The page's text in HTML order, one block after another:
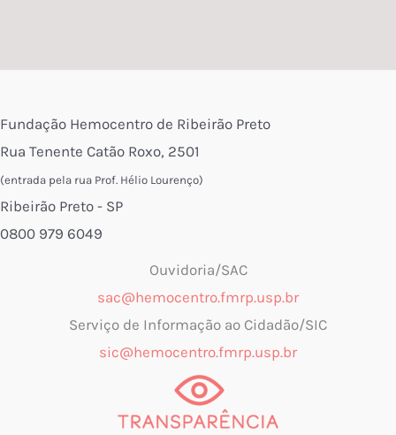
Fundação Hemocentro de Ribeirão Preto
Rua Tenente Catão Roxo, 2501
(entrada pela rua Prof. Hélio Lourenço)
Ribeirão Preto - SP
0800 979 6049
Ouvidoria/SAC
sac@hemocentro.fmrp.usp.br
Serviço de Informação ao Cidadão/SIC
sic@hemocentro.fmrp.usp.br